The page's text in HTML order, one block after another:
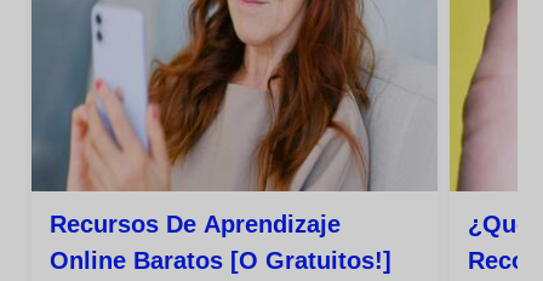
Recursos De Aprendizaje
Online Baratos [o Gratuitos!]
¿qué